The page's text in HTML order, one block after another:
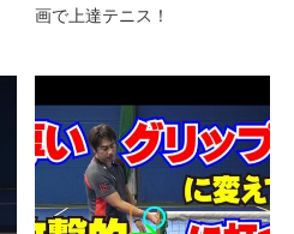
画で上達テニス！